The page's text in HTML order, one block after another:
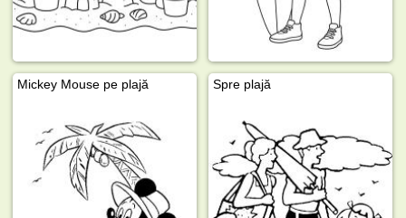
Mickey Mouse pe plajă Spre plajă